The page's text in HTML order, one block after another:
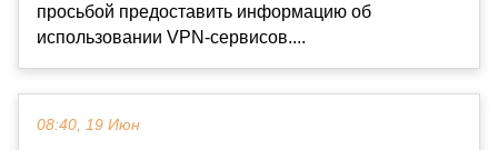
просьбой предоставить информацию об
использовании VPN-сервисов....
08:40, 19 Июн